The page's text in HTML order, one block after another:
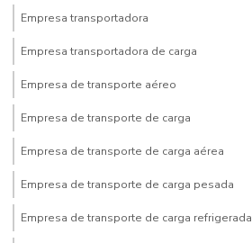
Empresa transportadora
Empresa transportadora de carga
Empresa de transporte aéreo
Empresa de transporte de carga
Empresa de transporte de carga aérea
Empresa de transporte de carga pesada
Empresa de transporte de carga refrigerada